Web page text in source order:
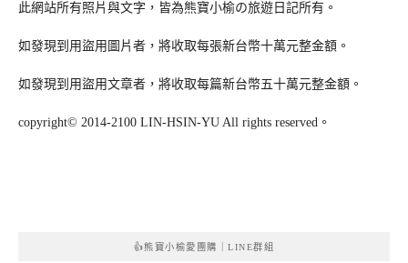
此網站所有照片與文字，皆為熊寶小榆の旅遊日記所有。
如發現到用盜用圖片者，將收取每張新台幣十萬元整金額。
如發現到用盜用文章者，將收取每篇新台幣五十萬元整金額。
copyright© 2014-2100 LIN-HSIN-YU All rights reserved。
👍熊寶小榆愛團購｜LINE群組